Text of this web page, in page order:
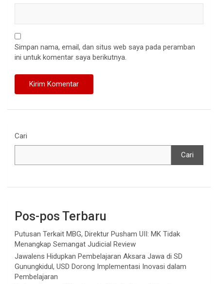
Simpan nama, email, dan situs web saya pada peramban
ini untuk komentar saya berikutnya.
Cari
Cari
Pos-pos Terbaru
Putusan Terkait MBG, Direktur Pusham UII: MK Tidak
Menangkap Semangat Judicial Review
Jawalens Hidupkan Pembelajaran Aksara Jawa di SD
Gunungkidul, USD Dorong Implementasi Inovasi dalam
Pembelajaran